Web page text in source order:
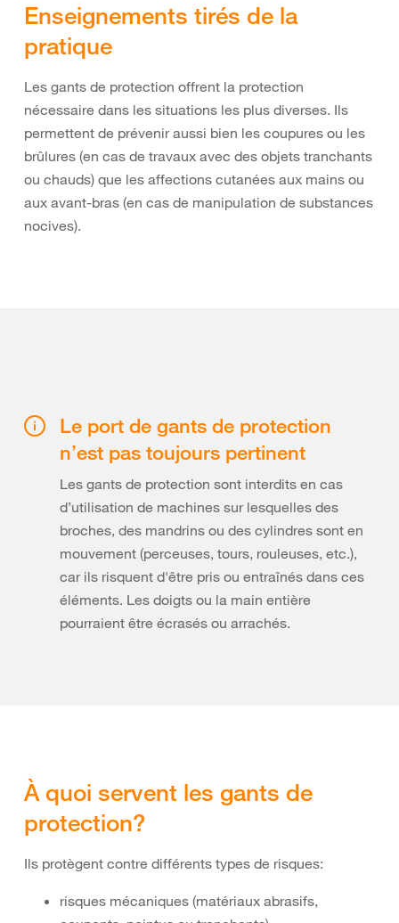
Enseignements tirés de la
pratique
Les gants de protection offrent la protection
nécessaire dans les situations les plus diverses. Ils
permettent de prévenir aussi bien les coupures ou les
brûlures (en cas de travaux avec des objets tranchants
ou chauds) que les affections cutanées aux mains ou
aux avant-bras (en cas de manipulation de substances
nocives).
Le port de gants de protection
n’est pas toujours pertinent
Les gants de protection sont interdits en cas
d’utilisation de machines sur lesquelles des
broches, des mandrins ou des cylindres sont en
mouvement (perceuses, tours, rouleuses, etc.),
car ils risquent d'être pris ou entraînés dans ces
éléments. Les doigts ou la main entière
pourraient être écrasés ou arrachés.
À quoi servent les gants de
protection?
Ils protègent contre différents types de risques:
risques mécaniques (matériaux abrasifs,